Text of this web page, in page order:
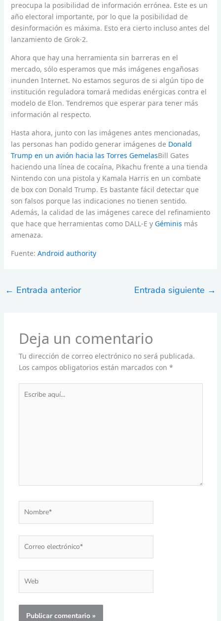
preocupa la posibilidad de información errónea. Este es un
año electoral importante, por lo que la posibilidad de
desinformación es máxima. Esto era cierto incluso antes del
lanzamiento de Grok-2.
Ahora que hay una herramienta sin barreras en el
mercado, sólo esperamos que más imágenes engañosas
inunden Internet. No estamos seguros de si algún tipo de
institución reguladora tomará medidas enérgicas contra el
modelo de Elon. Tendremos que esperar para tener más
información al respecto.
Hasta ahora, junto con las imágenes antes mencionadas,
las personas han podido generar imágenes de Donald
Trump en un avión hacia las Torres GemelasBill Gates
haciendo una línea de cocaína, Pikachu frente a una tienda
Nintendo con una pistola y Kamala Harris en un combate
de box con Donald Trump. Es bastante fácil detectar que
son falsos porque las indicaciones no tienen sentido.
Además, la calidad de las imágenes carece del refinamiento
que hace que herramientas como DALL-E y Géminis más
amenaza.
Fuente: Android authority
← Entrada anterior Entrada siguiente →
Deja un comentario
Tu dirección de correo electrónico no será publicada.
Los campos obligatorios están marcados con *
aquí...
electrónico*